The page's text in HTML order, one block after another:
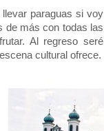
paraguas si voy
de más con todas las
Al regreso seré
cultural ofrece.